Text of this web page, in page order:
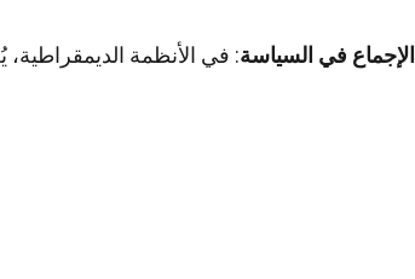
الإجماع في السياسة: في الأنظمة الديمقراطية،